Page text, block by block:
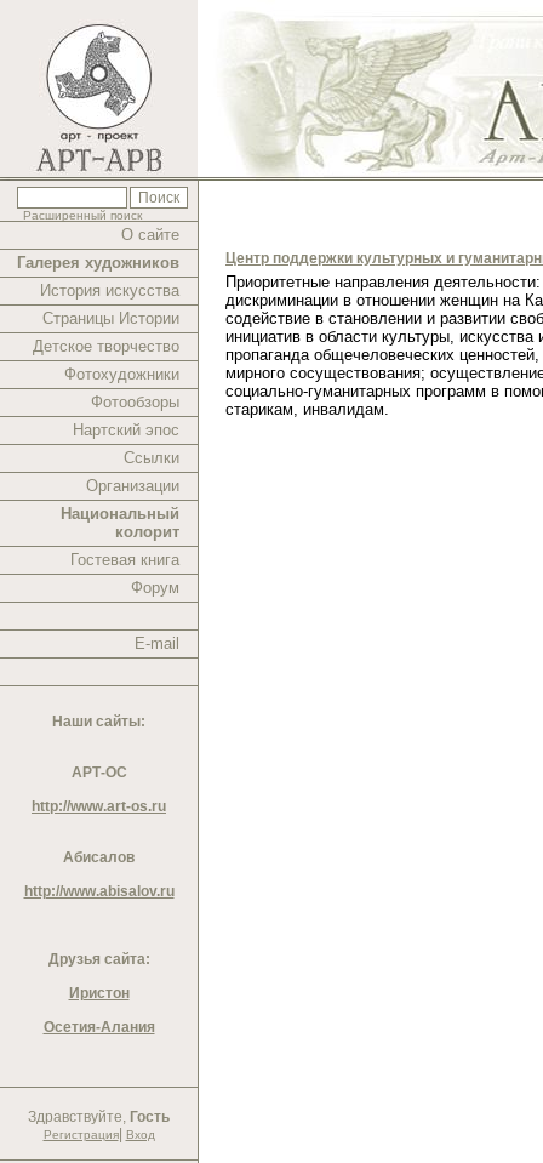
Расширенный поиск
О сайте
Галерея художников
История искусства
Страницы Истории
Детское творчество
Фотохудожники
Фотообзоры
Нартский эпос
Ссылки
Организации
Национальный
колорит
Гостевая книга
Форум
E-mail
Наши сайты:
АРТ-ОС
http://www.art-os.ru
Абисалов
http://www.abisalov.ru
Друзья сайта:
Иристон
Осетия-Алания
Здравствуйте, Гость
Регистрация| Вход
Центр поддержки культурных и
Приоритетные направления
дискриминации в отношении женщин на
содействие в становлении и развитии
инициатив в области культуры, искусства
пропаганда общечеловеческих
мирного сосуществования;
социально-гуманитарных программ в
старикам, инвалидам.